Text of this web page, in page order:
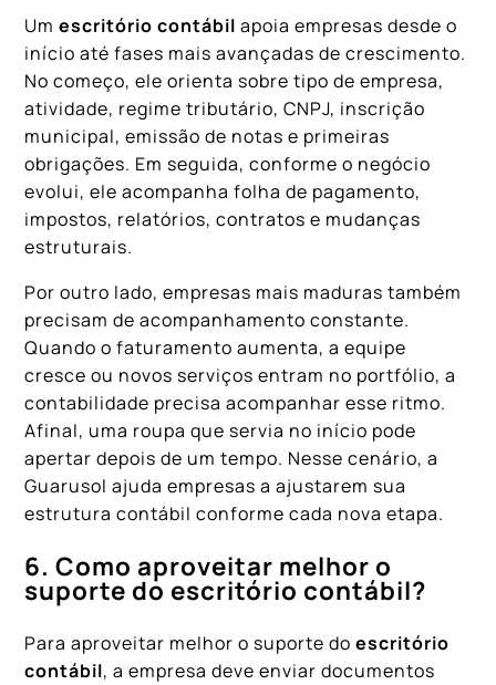
Umescritório contábil apoia empresas desde o
início até fases mais avançadas de crescimento.
No começo, ele orienta sobre tipo de empresa,
atividade, regime tributário, CNPJ, inscrição
municipal, emissão de notas e primeiras
obrigações. Em seguida, conforme o negócio
evolui, ele acompanha folha de pagamento,
impostos, relatórios, contratos e mudanças
estruturais.
Por outro lado, empresas mais maduras também
precisam de acompanhamento constante.
Quando o faturamento aumenta, a equipe
cresce ou novos serviços entram no portfólio, a
contabilidade precisa acompanhar esse ritmo.
Afinal, uma roupa que servia no início pode
apertar depois de um tempo. Nesse cenário, a
Guarusol ajuda empresas a ajustarem sua
estrutura contábil conforme cada nova etapa.
6. Como aproveitar melhor o
suporte do escritório contábil?
Para aproveitar melhor o suporte doescritório
contábil, a empresa deve enviar documentos